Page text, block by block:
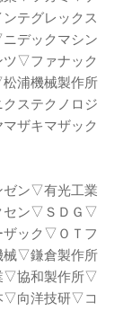
テグレックス
デックマシン
▽ファナック
浦機械製作所
ステクノロジ
ザキマザック
ン▽有光工業
セン▽ＳＤＧ▽
ック▽ＯＴフ
械▽鎌倉製作所
▽協和製作所▽
▽向洋技研▽コ